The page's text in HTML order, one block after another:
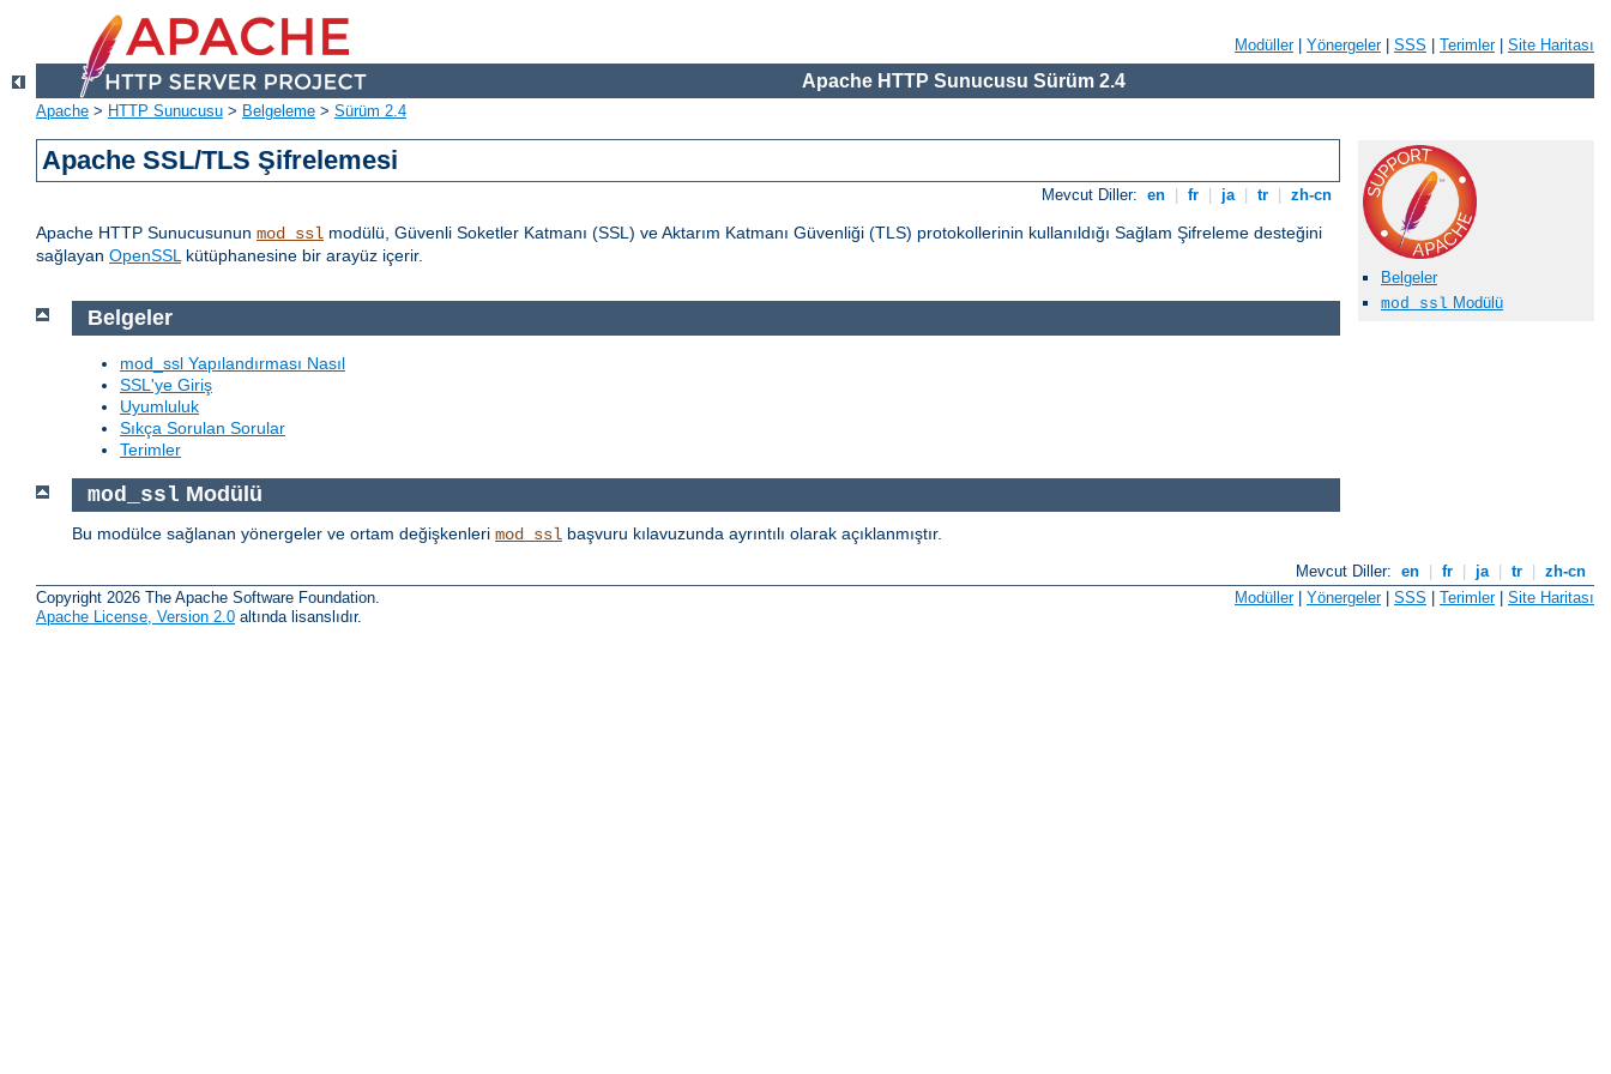
Modüller| Yönergeler| SSS Terimler| Site Haritası
Apache HTTP Sunucusu Sürüm 2.4
Apache > HTTP Sunucusu > Belgeleme > Sürüm 2.4
Apache SSL/TLS Şifrelemesi
Mevcut Diller: en fr ja tr zh-cn
Apache HTTP Sunucusunun mod_ssl modülü, Güvenli Soketler Katmanı (SSL) ve Aktarım Katmanı Güvenliği (TLS) protokollerinin kullanıldığı Sağlam Şifreleme desteğini
sağlayan OpenSSLkütüphanesine bir arayüz içerir.
Belgeler
mod_ssl Modülü
Belgeler
mod_ssl Yapılandırması Nasıl
SSL'ye Giriş
Uyumluluk
Sıkça Sorulan Sorular
Terimler
mod_ssl Modülü
Bu modülce sağlanan yönergeler ve ortam değişkenleri mod_ssl başvuru kılavuzunda ayrıntılı olarak açıklanmıştır.
Mevcut Diller: en fr ja tr
zh-cn
Copyright 2026 The Apache Software Foundation.
Apache License, Version 2.0 altında lisanslıdır.
Modüller| Yönergeler| SSS Terimler| Site Haritası